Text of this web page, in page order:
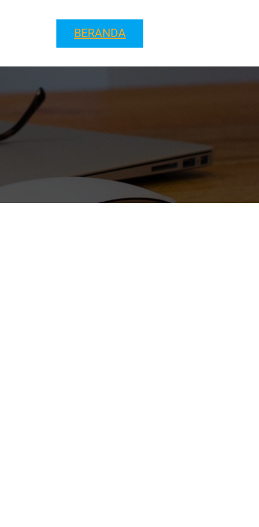
BERANDA